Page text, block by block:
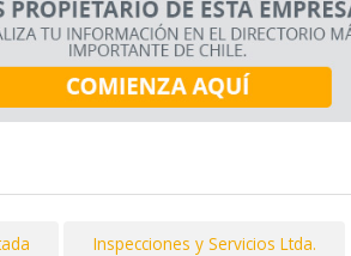
Inspecciones y Servicios Ltda.